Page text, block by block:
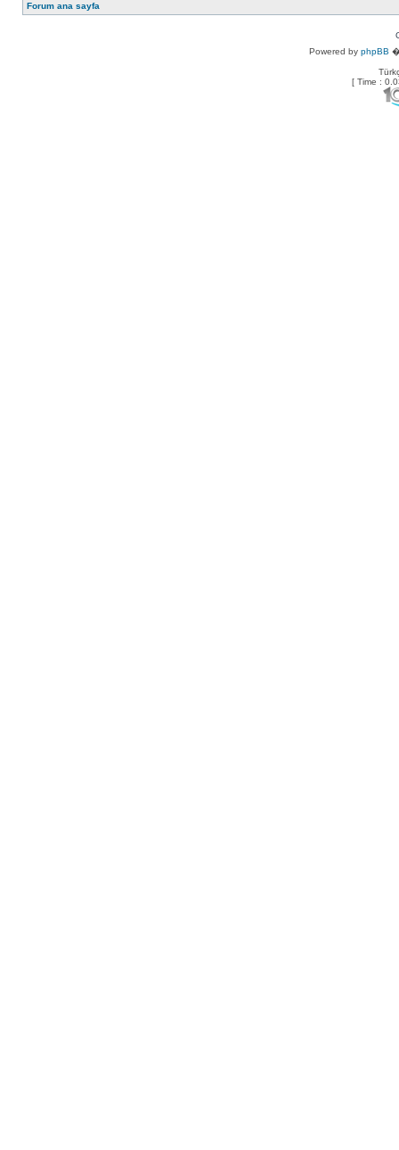
Forum ana sayfa
Powered by phpBB �
[ Time :